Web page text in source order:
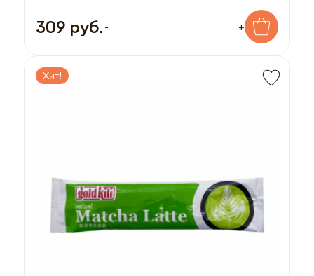
309 руб. - +
Хит!